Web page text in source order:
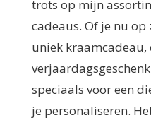
trots op mijn
cadeaus. Of je nu op
uniek kraamcadeau,
speciaals voor een
je personaliseren.